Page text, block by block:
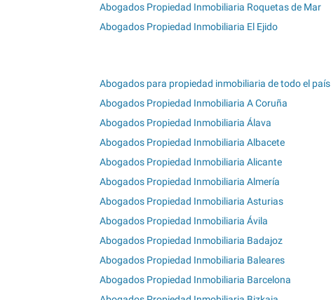
Abogados Propiedad Inmobiliaria Roquetas de Mar
Abogados Propiedad Inmobiliaria El Ejido
Abogados para propiedad inmobiliaria de todo el país
Abogados Propiedad Inmobiliaria A Coruña
Abogados Propiedad Inmobiliaria Álava
Abogados Propiedad Inmobiliaria Albacete
Abogados Propiedad Inmobiliaria Alicante
Abogados Propiedad Inmobiliaria Almería
Abogados Propiedad Inmobiliaria Asturias
Abogados Propiedad Inmobiliaria Ávila
Abogados Propiedad Inmobiliaria Badajoz
Abogados Propiedad Inmobiliaria Baleares
Abogados Propiedad Inmobiliaria Barcelona